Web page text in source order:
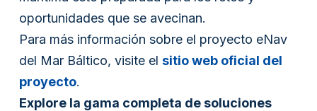
oportunidades que se avecinan.
Para más información sobre el proyecto eNav
del Mar Báltico, visite el sitio web oficial del
proyecto.
Explore la gama completa de soluciones